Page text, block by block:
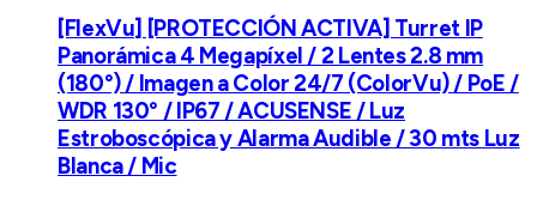
[FlexVu] [PROTECCIÓN ACTIVA] Turret IP
Panorámica 4 Megapíxel / 2 Lentes 2.8 mm
(180°) / Imagen a Color 24/7 (ColorVu) / PoE /
WDR 130° / IP67 / ACUSENSE / Luz
Estroboscópica y Alarma Audible / 30 mts Luz
Blanca / Mic